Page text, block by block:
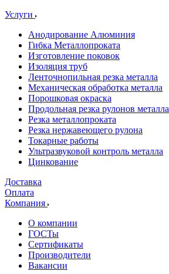
Услуги
Анодирование Алюминия
Гибка Металлопроката
Изготовление поковок
Изоляция труб
Ленточнопильная резка металла
Механическая обработка металла
Порошковая окраска
Продольная резка рулонов металла
Резка металлопроката
Резка нержавеющего рулона
Токарные работы
Ультразвуковой контроль металла
Цинкование
Доставка
Оплата
Компания
О компании
ГОСТы
Сертификаты
Производители
Вакансии